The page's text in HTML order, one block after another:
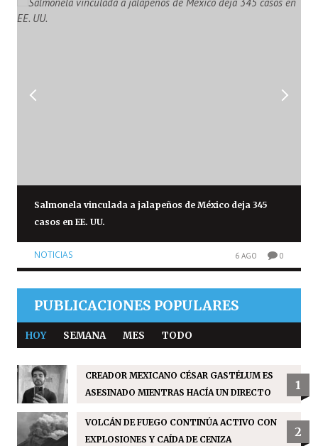
Salmonela vinculada a jalapeños de México deja 345
casos en EE. UU.
NOTICIAS 6 AGO 0
PUBLICACIONES POPULARES
HOY SEMANA MES TODO
CREADOR MEXICANO CÉSAR GASTÉLUM ES
ASESINADO MIENTRAS HACÍA UN DIRECTO
1
VOLCÁN DE FUEGO CONTINÚA ACTIVO CON
EXPLOSIONES Y CAÍDA DE CENIZA
2